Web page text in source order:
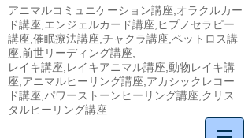
アニマルコミュニケーション講座,オラクルカー
ド講座,エンジェルカード講座,ヒプノセラピー
講座,催眠療法講座,チャクラ講座,ペットロス講
座,前世リーディング講座,
​レイキ講座,レイキアニマル講座,動物レイキ講
座,アニマルヒーリング講座,アカシックレコー
ド講座,パワーストーンヒーリング講座,クリス
タルヒーリング講座